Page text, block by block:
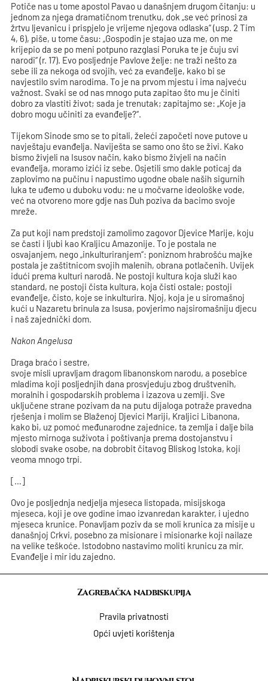
Potiče nas u tome apostol Pavao u današnjem drugom čitanju: u
jednom za njega dramatičnom trenutku, dok „se već prinosi za
žrtvu ljevanicu i prispjelo je vrijeme njegova odlaska“ (usp. 2 Tim
4, 6), piše, u tome času: „Gospodin je stajao uza me, on me
krijepio da se po meni potpuno razglasi Poruka te je čuju svi
narodi“ (r. 17). Evo posljednje Pavlove želje: ne traži nešto za
sebe ili za nekoga od svojih, već za evanđelje, kako bi se
navjestilo svim narodima. To je na prvom mjestu i ima najveću
važnost. Svaki se od nas mnogo puta zapitao što mu je činiti
dobro za vlastiti život; sada je trenutak; zapitajmo se: „Koje ja
dobro mogu učiniti za evanđelje?“.
Tijekom Sinode smo se to pitali, želeći započeti nove putove u
navještaju evanđelja. Naviješta se samo ono što se živi. Kako
bismo živjeli na Isusov način, kako bismo živjeli na način
evanđelja, moramo izići iz sebe. Osjetili smo dakle poticaj da
zaplovimo na pučinu i napustimo ugodne obale naših sigurnih
luka te uđemo u duboku vodu: ne u močvarne ideološke vode,
već na otvoreno more gdje nas Duh poziva da bacimo svoje
mreže.
Za put koji nam predstoji zamolimo zagovor Djevice Marije, koju
se časti i ljubi kao Kraljicu Amazonije. To je postala ne
osvajanjem, nego „inkulturiranjem“: poniznom hrabrošću majke
postala je zaštitnicom svojih malenih, obrana potlačenih. Uvijek
idući prema kulturi narodâ. Ne postoji kultura koja služi kao
standard, ne postoji čista kultura, koja čisti ostale; postoji
evanđelje, čisto, koje se inkulturira. Njoj, koja je u siromašnoj
kući u Nazaretu brinula za Isusa, povjerimo najsiromašniju djecu
i naš zajednički dom.
Nakon Angelusa
Draga braćo i sestre,
svoje misli upravljam dragom libanonskom narodu, a posebice
mladima koji posljednjih dana prosvjeduju zbog društvenih,
moralnih i gospodarskih problema i izazova u zemlji. Sve
uključene strane pozivam da na putu dijaloga potraže pravedna
rješenja i molim se Blaženoj Djevici Mariji, Kraljici Libanona,
kako bi, uz pomoć međunarodne zajednice, ta zemlja i dalje bila
mjesto mirnoga suživota i poštivanja prema dostojanstvu i
slobodi svake osobe, na dobrobit čitavog Bliskog Istoka, koji
veoma mnogo trpi.
[…]
Ovo je posljednja nedjelja mjeseca listopada, misijskoga
mjeseca, koji je ove godine imao izvanredan karakter, i ujedno
mjeseca krunice. Ponavljam poziv da se moli krunica za misije u
današnjoj Crkvi, posebno za misionare i misionarke koji nailaze
na velike teškoće. Istodobno nastavimo moliti krunicu za mir.
Evanđelje i mir idu zajedno.
Zagrebačka nadbiskupija
Pravila privatnosti
Opći uvjeti korištenja